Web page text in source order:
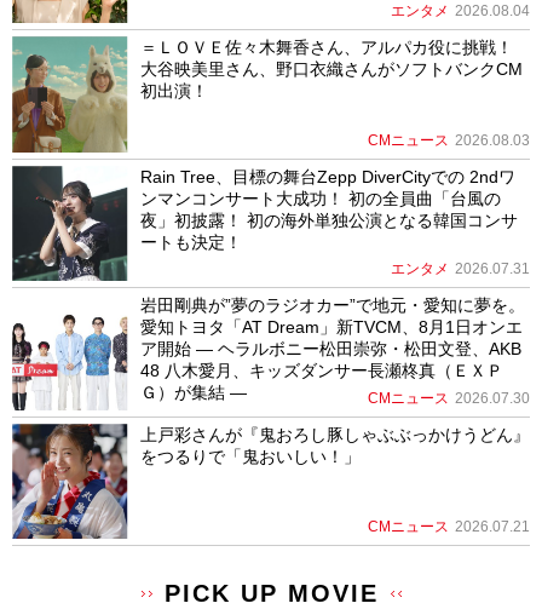
エンタメ 2026.08.04
＝ＬＯＶＥ佐々木舞香さん、アルパカ役に挑戦！
大谷映美里さん、野口衣織さんがソフトバンクCM
初出演！
CMニュース 2026.08.03
Rain Tree、目標の舞台Zepp DiverCityでの 2ndワ
ンマンコンサート大成功！ 初の全員曲「台風の
夜」初披露！ 初の海外単独公演となる韓国コンサ
ートも決定！
エンタメ 2026.07.31
岩田剛典が”夢のラジオカー”で地元・愛知に夢を。
愛知トヨタ「AT Dream」新TVCM、8月1日オンエ
ア開始 ― ヘラルボニー松田崇弥・松田文登、AKB
48 八木愛月、キッズダンサー長瀬柊真（ＥＸＰ
Ｇ）が集結 ―
CMニュース 2026.07.30
上戸彩さんが『鬼おろし豚しゃぶぶっかけうどん』
をつるりで「鬼おいしい！」
CMニュース 2026.07.21
PICK UP MOVIE